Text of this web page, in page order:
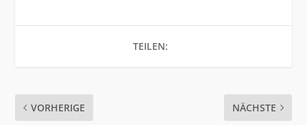
TEILEN:
VORHERIGE NÄCHSTE